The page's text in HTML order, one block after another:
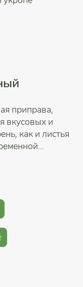
приправа,
вкусовых и
как и листья